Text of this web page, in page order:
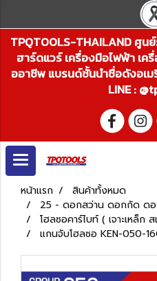
TPQTOOLS-THAILAND ศู
ฮาร์ดแวร์ เครื่องมือไฟฟ้า เค
ออาชีพ แบรนด์ชั้นนำชื่อดังอเ
LINE :
หน้าแรก
สินค้าทั้งหมด
25 - ดอกสว่าน ดอกกัด ดอ
โฮลซอคาร์ไบท์ ( เจาะเหล็ก
แกนจับโฮลซอ KEN-050-